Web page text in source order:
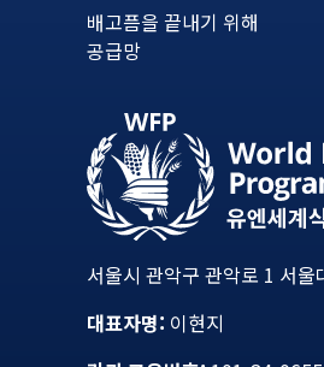
배고픔을 끝내기 위해
공급망
서울시 관악구 관악로 1 서
대표자명: 이현지